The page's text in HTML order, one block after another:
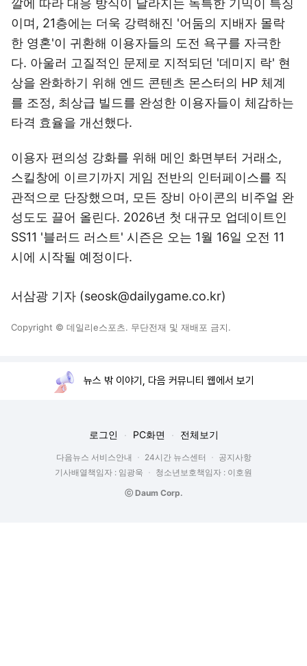
깔에 따라 대응 방식이 달라지는 독특한 기믹이 특징
이며, 21층에는 더욱 강력해진 '어둠의 지배자 몰락
한 영혼'이 귀환해 이용자들의 도전 욕구를 자극한
다. 아울러 고질적인 문제로 지적되던 '데미지 락' 현
상을 완화하기 위해 엔드 콘텐츠 몬스터의 HP 체계
를 조정, 최상급 빌드를 완성한 이용자들이 체감하는
타격 효율을 개선했다.
이용자 편의성 강화를 위해 메인 화면부터 거래소,
스킬창에 이르기까지 게임 전반의 인터페이스를 직
관적으로 단장했으며, 모든 장비 아이콘의 비주얼 완
성도도 끌어 올린다. 2026년 첫 대규모 업데이트인
SS11 '블러드 러스트' 시즌은 오는 1월 16일 오전 11
시에 시작될 예정이다.
서삼광 기자 (seosk@dailygame.co.kr)
Copyright © 데일리e스포츠. 무단전재 및 재배포 금지.
뉴스 밖 이야기, 다음 커뮤니티 웹에서 보기
로그인 PC화면 전체보기
다음뉴스 서비스안내 24시간 뉴스센터
공지사항
기사배열책임자 : 임광욱
청소년보호책임자 : 이호원
ⓒ Daum Corp.